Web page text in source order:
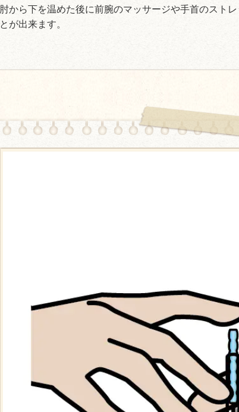
肘から下を温めた後に前腕のマッサージや手首のスト
とが出来ます。